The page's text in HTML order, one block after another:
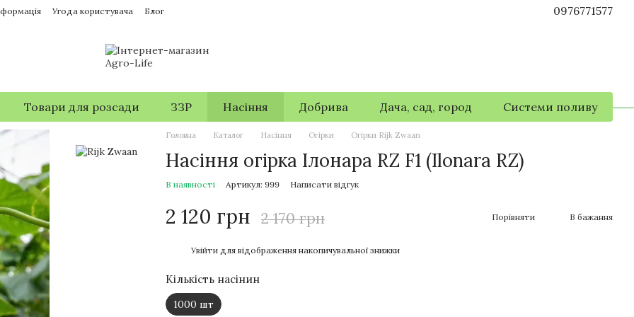
Угода користувача Блог 0976771577
Товари для розсади ЗЗР Насіння Добрива Дача, сад, город Системи поливу
Головна Каталог Насіння Огірки Огірки Rijk Zwaan
Насіння огірка Ілонара RZ F1 (Ilonara RZ)
В наявності Артикул: 999 Написати відгук
2 120 грн 2 170 грн Порівняти В бажання
Увійти для відображення накопичувальної знижки
Кількість насінин
1000 шт